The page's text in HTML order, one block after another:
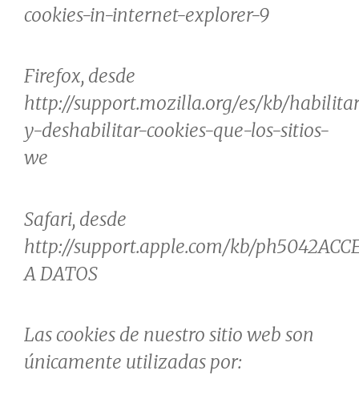
cookies-in-internet-explorer-9
Firefox, desde
http://support.mozilla.org/es/kb/
y-deshabilitar-cookies-que-los-sitios-
we
Safari, desde
http://support.apple.com/kb/ph5042
A DATOS
Las cookies de nuestro sitio web son
únicamente utilizadas por: